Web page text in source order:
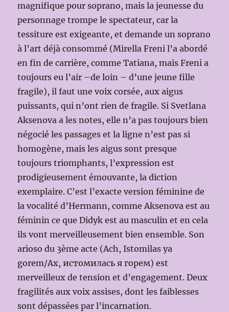
magnifique pour soprano, mais la jeunesse du
personnage trompe le spectateur, car la
tessiture est exigeante, et demande un soprano
à l’art déjà consommé (Mirella Freni l’a abordé
en fin de carrière, comme Tatiana, mais Freni a
toujours eu l’air –de loin – d’une jeune fille
fragile), il faut une voix corsée, aux aigus
puissants, qui n’ont rien de fragile. Si Svetlana
Aksenova a les notes, elle n’a pas toujours bien
négocié les passages et la ligne n’est pas si
homogène, mais les aigus sont presque
toujours triomphants, l’expression est
prodigieusement émouvante, la diction
exemplaire. C’est l’exacte version féminine de
la vocalité d’Hermann, comme Aksenova est au
féminin ce que Didyk est au masculin et en cela
ils vont merveilleusement bien ensemble. Son
arioso du 3ème acte (Ach, Istomilas ya
gorem/Ax, истомилась я горем) est
merveilleux de tension et d’engagement. Deux
fragilités aux voix assises, dont les faiblesses
sont dépassées par l’incarnation.